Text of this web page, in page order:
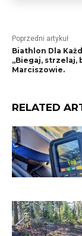
Poprzedni artykuł
Biathlon Dla
„Biegaj, strzelaj,
Marciszowie.
RELATED